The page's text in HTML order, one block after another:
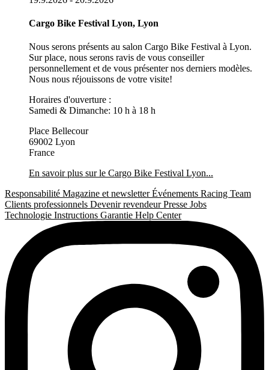
Cargo Bike Festival Lyon, Lyon
Nous serons présents au salon Cargo Bike Festival à Lyon.
Sur place, nous serons ravis de vous conseiller
personnellement et de vous présenter nos derniers modèles.
Nous nous réjouissons de votre visite!
Horaires d'ouverture :
Samedi & Dimanche: 10 h à 18 h
Place Bellecour
69002 Lyon
France
En savoir plus sur le Cargo Bike Festival Lyon...
Responsabilité Magazine et newsletterÉvénements Racing Team
Clients professionnels Devenir revendeurPresse Jobs
Technologie Instructions Garantie Help Center